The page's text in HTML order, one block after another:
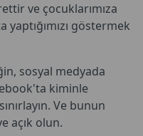
ve çocuklarımıza
göstermek
sosyal medyada
kiminle
Ve bunun
açık olun.